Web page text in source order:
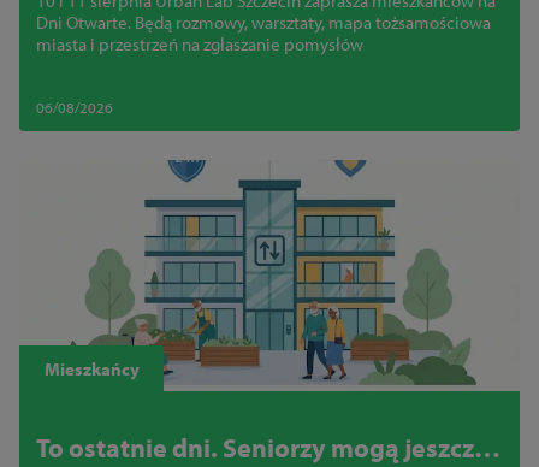
przyszłości miasta i zgłoszą swoje
pomysły
Dni Otwarte. Będą rozmowy, warsztaty, mapa tożsamościowa
miasta i przestrzeń na zgłaszanie pomysłów
06/08/2026
Mieszkańcy
To ostatnie dni. Seniorzy mogą jeszcze